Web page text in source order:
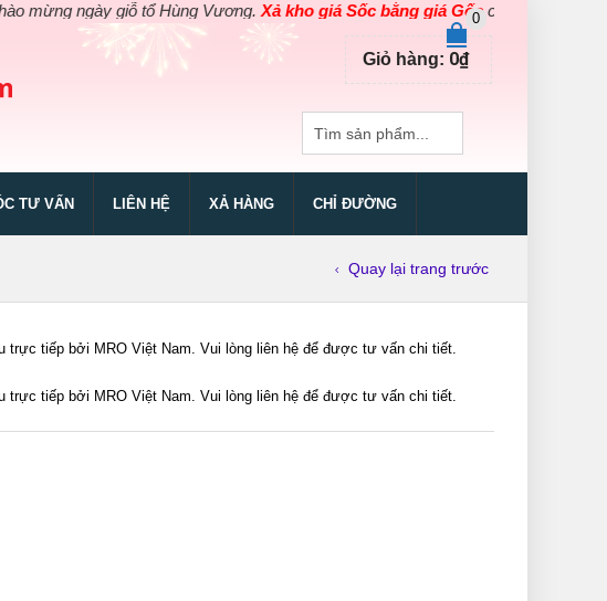
ngày giỗ tổ Hùng Vương.Xả kho giá Sốc bằng giá Gốccho các sản phẩm
0
Giỏ hàng: 0₫
TƯ VẤN LIÊN HỆ XẢ HÀNG CHỈ ĐƯỜNG
Quay lại trang trước
trực tiếp bởi MRO Việt Nam. Vui lòng liên hệ để được tư vấn chi tiết.
trực tiếp bởi MRO Việt Nam. Vui lòng liên hệ để được tư vấn chi tiết.